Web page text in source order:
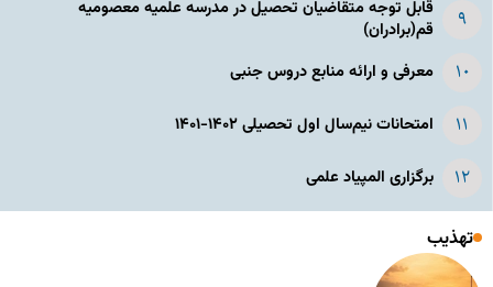
قابل توجه متقاضیان تحصیل در مدرسه علمیه معصومیه
قم(برادران)
معرفی و ارائه منابع دروس جنبی
امتحانات نیم‌سال اول تحصیلی ۱۴۰۲-۱۴۰۱
برگزاری المپیاد علمی
تهذیب